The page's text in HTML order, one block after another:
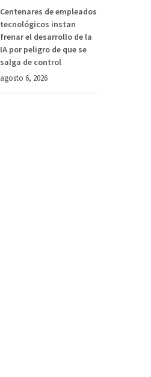
Centenares de empleados
tecnológicos instan
frenar el desarrollo de la
IA por peligro de que se
salga de control
agosto 6, 2026